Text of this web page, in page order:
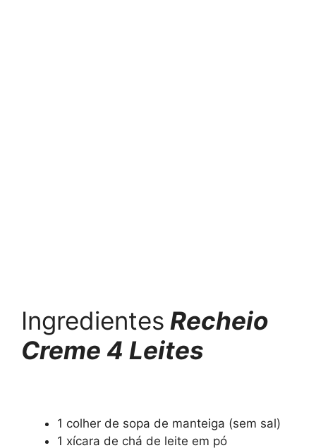
Ingredientes Recheio
Creme 4 Leites
1 colher de sopa de manteiga (sem sal)
1 xícara de chá de leite em pó